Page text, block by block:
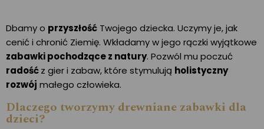
Dbamy o przyszłość Twojego dziecka. Uczymy je, jak
cenić i chronić Ziemię. Wkładamy w jego rączki wyjątkowe
zabawki pochodzące z natury. Pozwól mu poczuć
radośćz gier i zabaw, które stymulują holistyczny
rozwój małego człowieka.
Dlaczego tworzymy drewniane zabawki dla
dzieci?